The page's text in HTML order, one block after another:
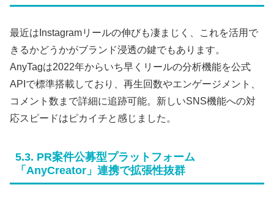
最近はInstagramリールの伸びも凄まじく、これを活用で
きるかどうかがブランド浸透の鍵でもあります。
AnyTagは2022年からいち早くリールの分析機能を公式
APIで標準搭載しており、再生回数やエンゲージメント、
コメント数まで詳細に追跡可能。新しいSNS機能への対
応スピードはピカイチと感じました。
5.3. PR案件公募型プラットフォーム
「AnyCreator」連携で拡張性抜群